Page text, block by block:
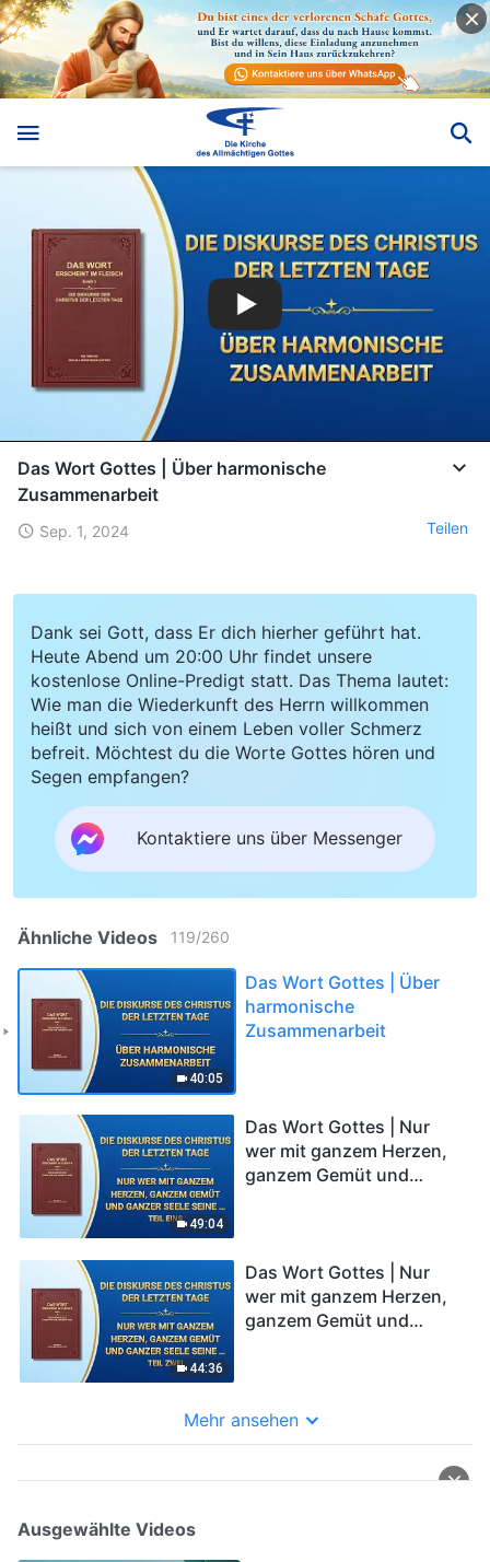
Das Wort Gottes | Über harmonische
Zusammenarbeit
Sep. 1, 2024 Teilen
Dank sei Gott, dass Er dich hierher geführt hat.
Heute Abend um 20:00 Uhr findet unsere
kostenlose Online-Predigt statt. Das Thema lautet:
Wie man die Wiederkunft des Herrn willkommen
heißt und sich von einem Leben voller Schmerz
befreit. Möchtest du die Worte Gottes hören und
Segen empfangen?
Kontaktiere uns über Messenger
Ähnliche Videos 119/260
40:05
Das Wort Gottes | Über
harmonische
Zusammenarbeit
49:04
Das Wort Gottes | Nur
wer mit ganzem Herzen,
ganzem Gemüt und
44:36
Das Wort Gottes | Nur
wer mit ganzem Herzen,
ganzem Gemüt und
Mehr ansehen
Ausgewählte Videos